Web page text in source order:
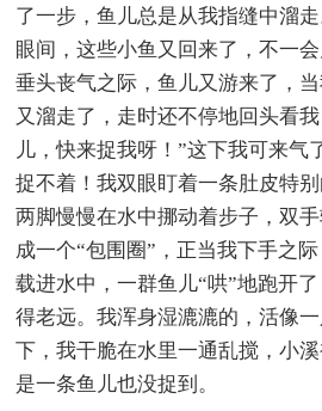
了一步，鱼儿总是从我指缝中溜
眼间，这些小鱼又回来了，不一
垂头丧气之际，鱼儿又游来了，
又溜走了，走时还不停地回头看
儿，快来捉我呀！”这下我可来气
捉不着！我双眼盯着一条肚皮特
两脚慢慢在水中挪动着步子，双
成一个“包围圈”，正当我下手之
载进水中，一群鱼儿“哄”地跑开
得老远。我浑身湿漉漉的，活像
下，我干脆在水里一通乱搅，小
是一条鱼儿也没捉到。